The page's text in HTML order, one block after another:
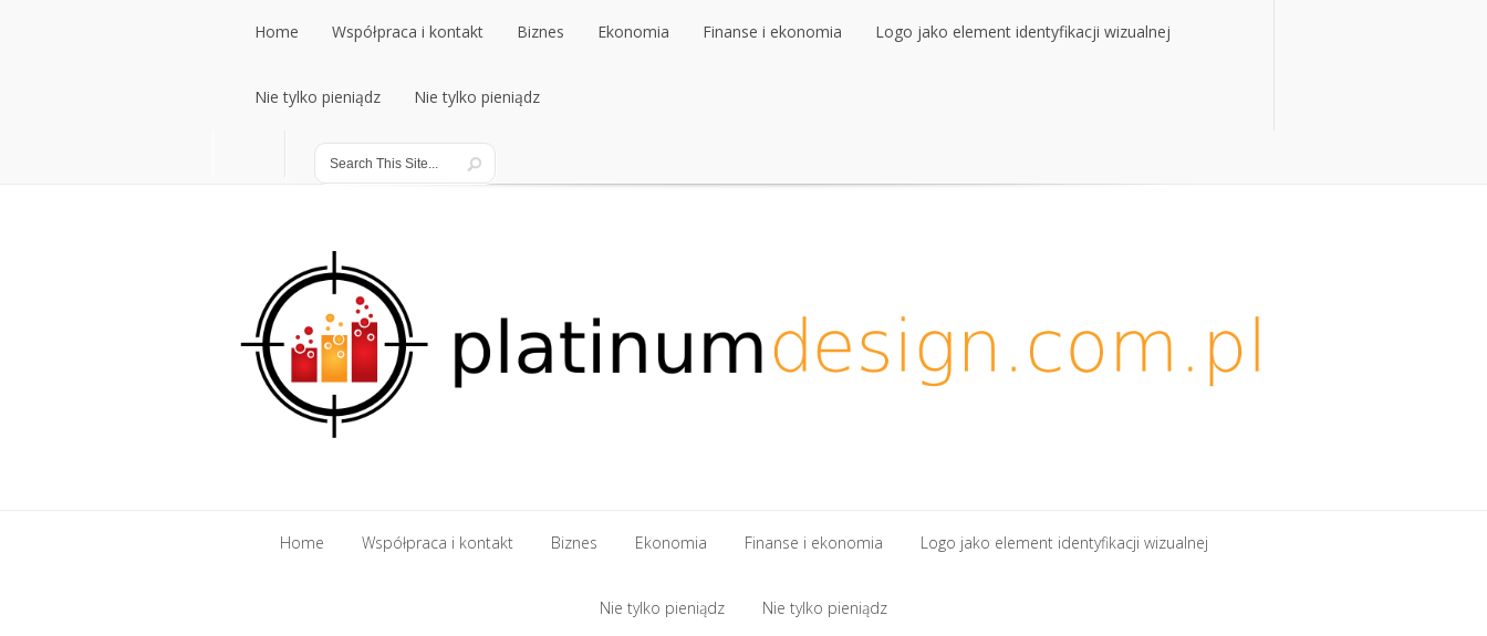
Home
Home
Współpraca i kontakt
Współpraca i kontakt
Biznes
Biznes
Ekonomia Finanse i ekonomia Logo jako element identyfikacji wizualnej
Nie tylko pieniądz
Nie tylko pieniądz
Nie tylko pieniądz
Nie tylko pieniądz
Home Współpraca i kontakt Biznes Ekonomia
Ekonomia
Finanse i ekonomia
Finanse i ekonomia
Logo jako element identyfikacji wizualnej
Nie tylko pieniądz Nie tylko pieniądz